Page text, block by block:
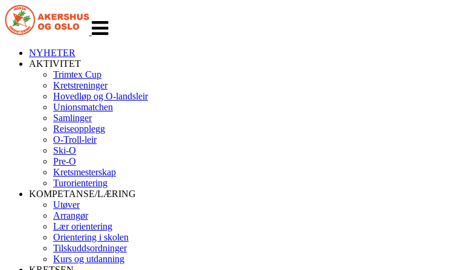
navigasjon
NYHETER
AKTIVITET
Trimtex Cup
Kretstreninger
Hovedløp og O-landsleir
Unionsmatchen
Samlinger
Reiseopplegg
O-Troll-leir
Ski-O
Pre-O
Kretsmesterskap
Turorientering
KOMPETANSE/LÆRING
Utøver
Arrangør
Lær orientering
Orientering i skolen
Tilskuddsordninger
Kurs og utdanning